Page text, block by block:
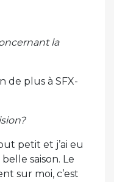
la
de plus à SFX-
petit et j’ai eu
saison. Le
sur moi, c’est